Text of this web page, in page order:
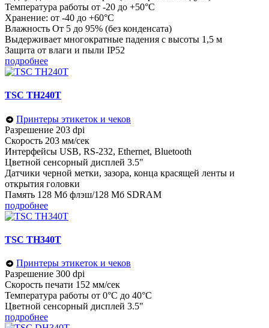
Температура работы от -20 до +50°C
Хранение: от -40 до +60°С
Влажность От 5 до 95% (без конденсата)
Выдерживает многократные падения с высоты 1,5 м
Защита от влаги и пыли IP52
подробнее
TSC TH240T
Принтеры этикеток и чеков
Разрешение 203 dpi
Скорость 203 мм/сек
Интерфейсы USB, RS-232, Ethernet, Bluetooth
Цветной сенсорный дисплей 3.5"
Датчики черной метки, зазора, конца красящей ленты и
открытия головки
Память 128 Мб флэш/128 Mб SDRAM
подробнее
TSC TH340T
Принтеры этикеток и чеков
Разрешение 300 dpi
Скорость печати 152 мм/сек
Температура работы от 0°C до 40°C
Цветной сенсорный дисплей 3.5"
подробнее